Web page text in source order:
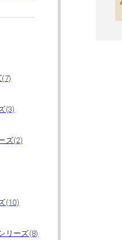
(3)
ズ(2)
(10)
リーズ(8)